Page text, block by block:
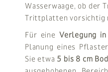
Wasserwaage, ob der
Trittplatten vorsichtig
Für eine Verlegung
Planung eines
Sie etwa 5 bis 8 cm